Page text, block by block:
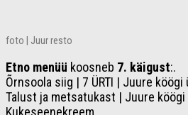
foto | Juur resto
Etno menüü koosneb 7. käigust:.
Õrnsoola siig | 7 ÜRTI | Juure
Talust ja metsatukast | Juure
Kukeseenekreem